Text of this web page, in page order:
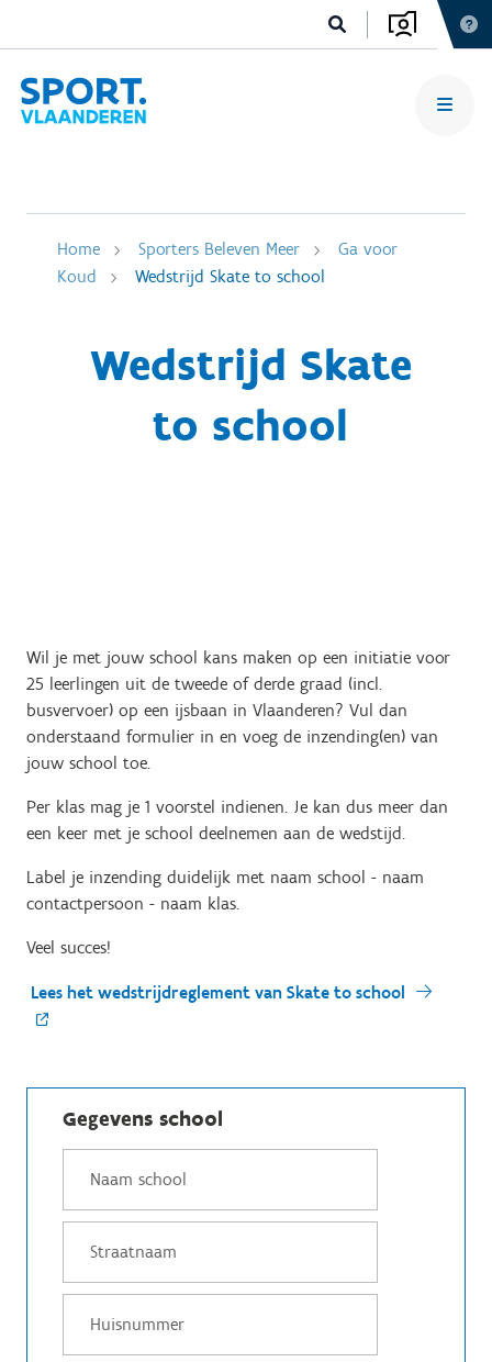
Home Sporters Beleven Meer
Ga voor
Koud
Wedstrijd Skate to school
Wedstrijd Skate
to school
Wil je met jouw school kans maken op een initiatie voor
25 leerlingen uit de tweede of derde graad (incl.
busvervoer) op een ijsbaan in Vlaanderen? Vul dan
onderstaand formulier in en voeg de inzending(en) van
jouw school toe.
Per klas mag je 1 voorstel indienen. Je kan dus meer dan
een keer met je school deelnemen aan de wedstijd.
Label je inzending duidelijk met naam school - naam
contactpersoon - naam klas.
Veel succes!
Lees het wedstrijdreglement van Skate to school
Gegevens school